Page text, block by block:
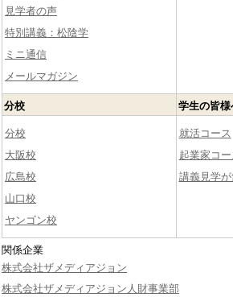
見学者の声
特別講義：松陰学
ミニ通信
メールマガジン
分校
分校
大阪校
広島校
山口校
ヤンゴン校
学生の皆様
就活コース
起業家コー
講義見学
関係企業
株式会社ザメディアジョン
株式会社ザメディアジョン人財事業部